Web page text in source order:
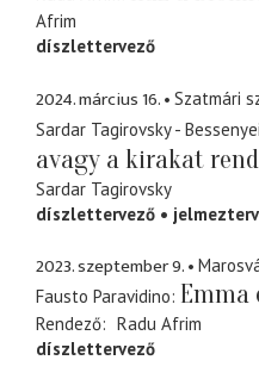
Afrim
díszlettervező
2024. március 16.
Szatmári
Sardar Tagirovsky -
avagy a kirakat
Sardar Tagirovsky
díszlettervező
2023. szeptember 9.
Fausto Paravidino Emma
Rendező
Radu Afrim
díszlettervező